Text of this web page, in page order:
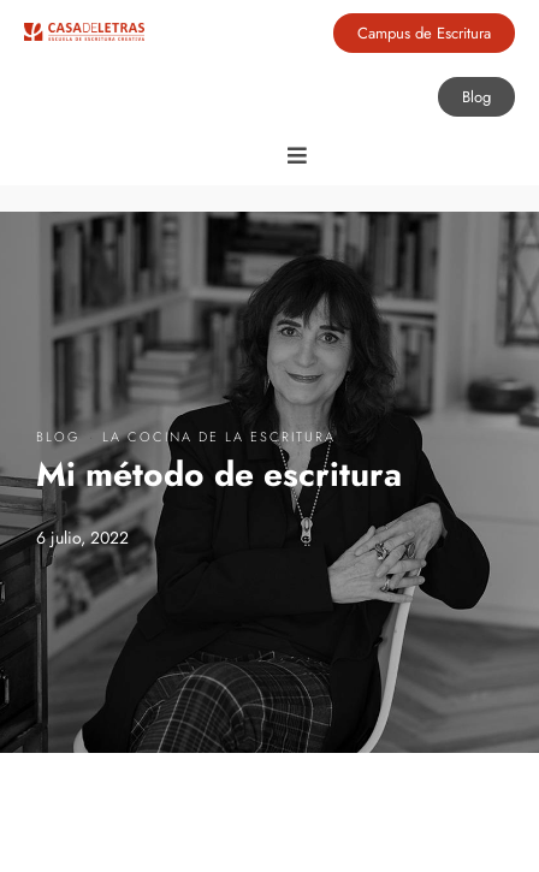
Campus de Escritura
Blog
BLOG· LA COCINA DE LA ESCRITURA
Mi método de escritura
6 julio, 2022